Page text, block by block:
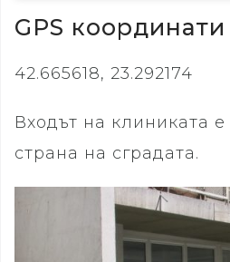
GPS координати
42.665618, 23.292174
Входът на клиниката е
страна на сградата.